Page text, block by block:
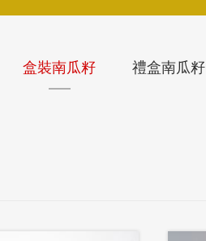
盒裝南瓜籽 禮盒南瓜籽